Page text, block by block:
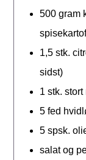
500 gram
1,5 stk.
sidst)
1 stk. stort
5 fed
5 spsk.
salat og